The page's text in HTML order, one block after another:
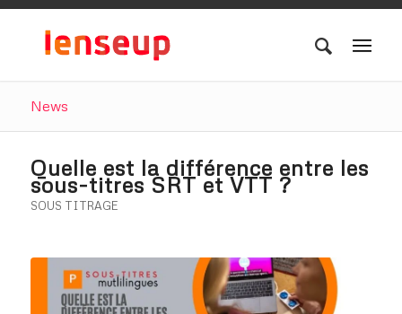
News
Quelle est la différence entre les
sous-titres SRT et VTT ?
SOUS TITRAGE